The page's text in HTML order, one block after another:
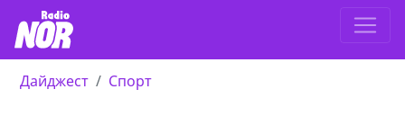
Дайджест Спорт